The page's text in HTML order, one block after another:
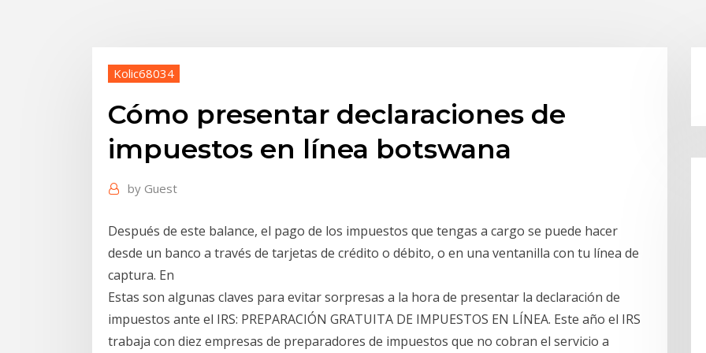
Kolic68034
Cómo presentar declaraciones de
impuestos en línea botswana
by Guest
Después de este balance, el pago de los impuestos que tengas a cargo se puede hacer
desde un banco a través de tarjetas de crédito o débito, o en una ventanilla con tu línea de
captura. En
Estas son algunas claves para evitar sorpresas a la hora de presentar la declaración de
impuestos ante el IRS: PREPARACIÓN GRATUITA DE IMPUESTOS EN LÍNEA. Este año el IRS
trabaja con diez empresas de preparadores de impuestos que no cobran el servicio a